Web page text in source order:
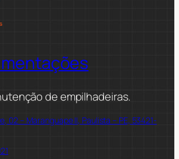
de empilhadeiras.
02 – Maranguape II, Paulista – PE, 53421-